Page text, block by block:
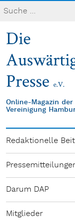
Online-Magazin
Vereinigung
Redaktionelle
Darum DAP
Mitglieder